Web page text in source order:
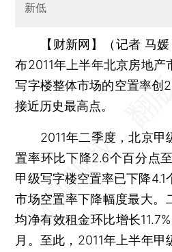
新低
【财新网】（记者 马
布2011年上半年北京房地产
写字楼整体市场的空置率创
接近历史最高点。
2011年二季度，北京甲
置率环比下降2.6个百分点
甲级写字楼空置率已下降
市场空置率下降幅度最大。
均净有效租金环比增长
月。至此，2011年上半年